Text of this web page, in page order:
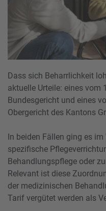
Dass sich Beharrlichkeit
aktuelle Urteile: eines vom
Bundesgericht und eines
Obergericht des Kantons
In beiden Fällen ging es
spezifische
Behandlungspflege oder
Relevant ist diese
der medizinischen
Tarif vergütet werden als